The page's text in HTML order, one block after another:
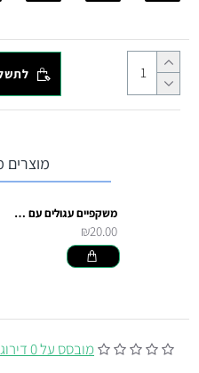
מובסס על 0 דירוגים.
מוצרים
משקפיים עגולים עם מסגרת שחורה
₪20.00